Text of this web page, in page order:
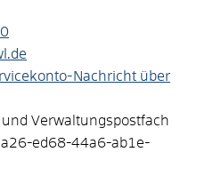
Nachricht über
Verwaltungspostfach
ed68-44a6-ab1e-